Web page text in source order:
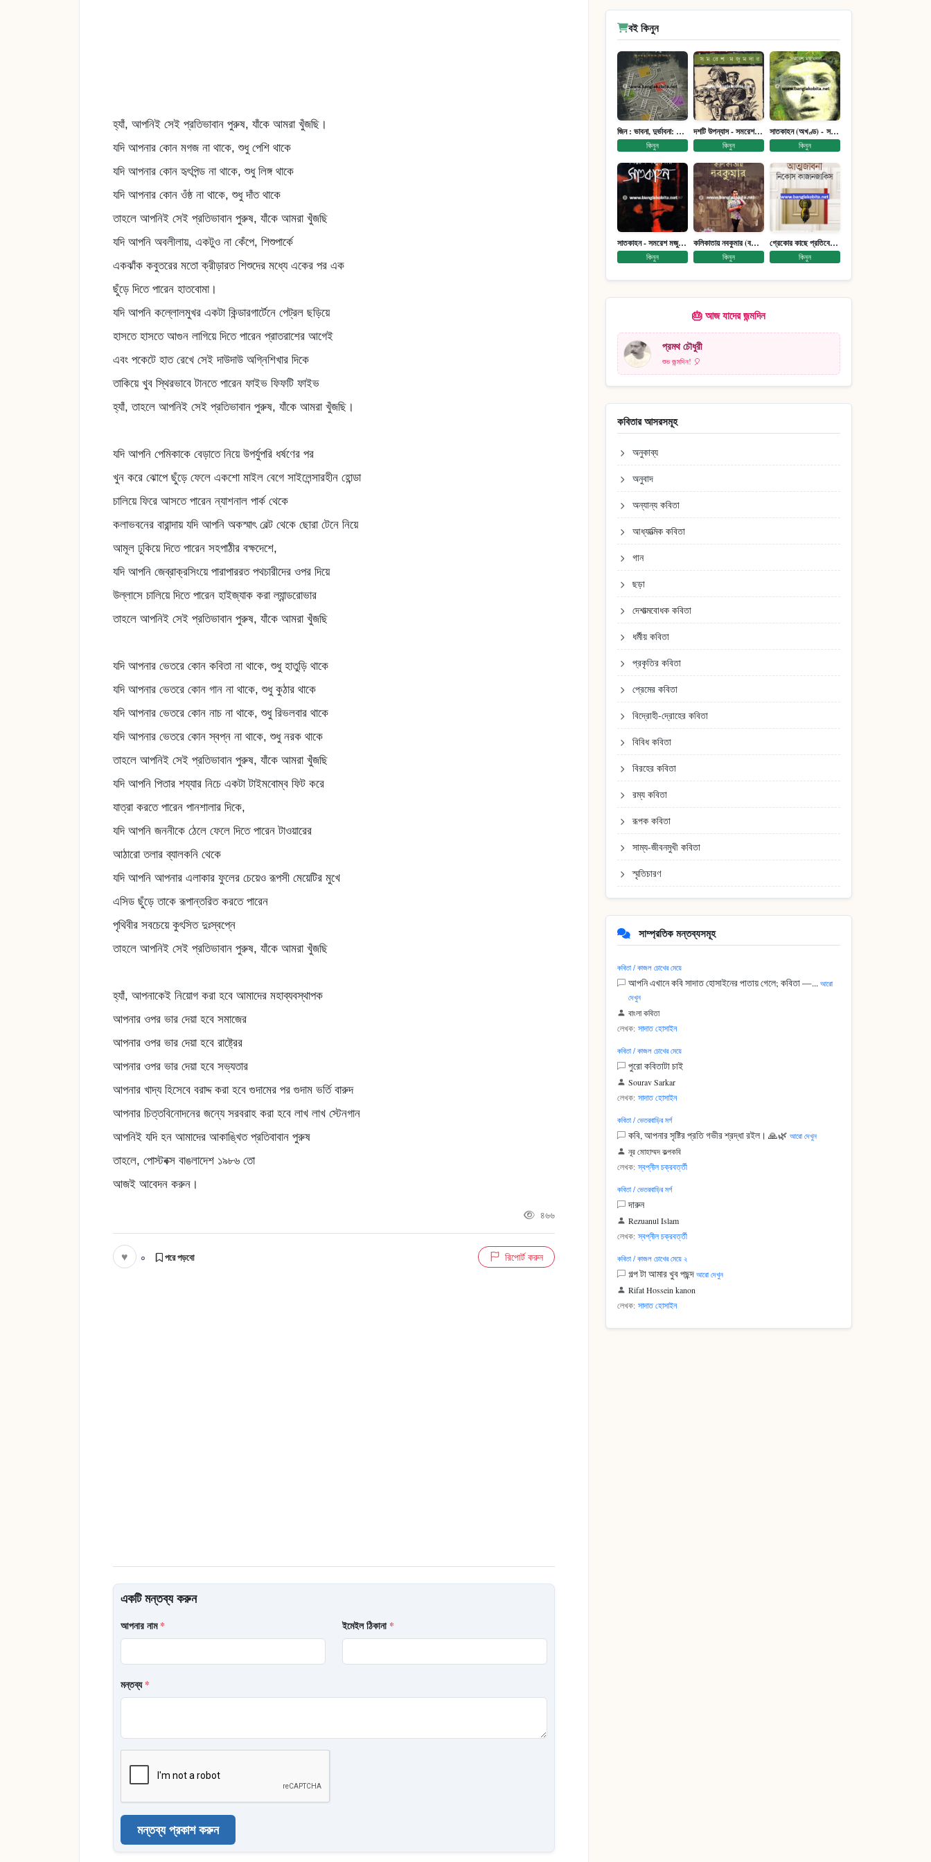
হ্যাঁ, আপনিই সেই প্রতিভাবান পুরুষ, যাঁকে আমরা খুঁজছি।
যদি আপনার কোন মগজ না থাকে, শুধু পেশি থাকে
যদি আপনার কোন হৃৎপিন্ড না থাকে, শুধু লিঙ্গ থাকে
যদি আপনার কোন ওঁষ্ঠ না থাকে, শুধু দাঁত থাকে
তাহলে আপনিই সেই প্রতিভাবান পুরুষ, যাঁকে আমরা খুঁজছি
যদি আপনি অবলীলায়, একটুও না কেঁপে, শিশুপার্কে
একঝাঁক কবুতরের মতো ক্রীড়ারত শিশুদের মধ্যে একের পর এক
ছুঁড়ে দিতে পারেন হাতবোমা।
যদি আপনি কল্লোলমুখর একটা কিন্ডারগার্টেনে পেট্রল ছড়িয়ে
হাসতে হাসতে আগুন লাগিয়ে দিতে পারেন প্রাতরাশের আগেই
এবং পকেটে হাত রেখে সেই দাউদাউ অগ্নিশিখার দিকে
তাকিয়ে খুব স্থিরভাবে টানতে পারেন ফাইভ ফিফটি ফাইভ
হ্যাঁ, তাহলে আপনিই সেই প্রতিভাবান পুরুষ, যাঁকে আমরা খুঁজছি।
যদি আপনি পেমিকাকে বেড়াতে নিয়ে উপর্যুপরি ধর্ষণের পর
খুন করে ঝোপে ছুঁড়ে ফেলে একশো মাইল বেগে সাইলেন্সারহীন হোন্ডা
চালিয়ে ফিরে আসতে পারেন ন্যাশনাল পার্ক থেকে
কলাভবনের বারান্দায় যদি আপনি অকস্মাৎ বেল্ট থেকে ছোরা টেনে নিয়ে
আমূল ঢুকিয়ে দিতে পারেন সহপাঠীর বক্ষদেশে,
যদি আপনি জেব্রাক্রসিংয়ে পারাপাররত পথচারীদের ওপর দিয়ে
উল্লাসে চালিয়ে দিতে পারেন হাইজ্যাক করা ল্যান্ডরোভার
তাহলে আপনিই সেই প্রতিভাবান পুরুষ, যাঁকে আমরা খুঁজছি
যদি আপনার ভেতরে কোন কবিতা না থাকে, শুধু হাতুড়ি থাকে
যদি আপনার ভেতরে কোন গান না থাকে, শুধু কুঠার থাকে
যদি আপনার ভেতরে কোন নাচ না থাকে, শুধু রিভলবার থাকে
যদি আপনার ভেতরে কোন স্বপ্ন না থাকে, শুধু নরক থাকে
তাহলে আপনিই সেই প্রতিভাবান পুরুষ, যাঁকে আমরা খুঁজছি
যদি আপনি পিতার শয্যার নিচে একটা টাইমবোম্ব ফিট করে
যাত্রা করতে পারেন পানশালার দিকে,
যদি আপনি জননীকে ঠেলে ফেলে দিতে পারেন টাওয়ারের
আঠারো তলার ব্যালকনি থেকে
যদি আপনি আপনার এলাকার ফুলের চেয়েও রূপসী মেয়েটির মুখে
এসিড ছুঁড়ে তাকে রূপান্তরিত করতে পারেন
পৃথিবীর সবচেয়ে কুৎসিত দুঃস্বপ্নে
তাহলে আপনিই সেই প্রতিভাবান পুরুষ, যাঁকে আমরা খুঁজছি
হ্যাঁ, আপনাকেই নিয়োগ করা হবে আমাদের মহাব্যবস্থাপক
আপনার ওপর ভার দেয়া হবে সমাজের
আপনার ওপর ভার দেয়া হবে রাষ্ট্রের
আপনার ওপর ভার দেয়া হবে সভ্যতার
আপনার খাদ্য হিসেবে বরাদ্দ করা হবে গুদামের পর গুদাম ভর্তি বারুদ
আপনার চিত্তবিনোদনের জন্যে সরবরাহ করা হবে লাখ লাখ স্টেনগান
আপনিই যদি হন আমাদের আকাঙ্খিত প্রতিবাবান পুরুষ
তাহলে, পোস্টবক্স বাঙলাদেশ ১৯৮৬ তো
আজই আবেদন করুন।
৪৬৬
♥ ০ পরে পড়বো রিপোর্ট করুন
একটি মন্তব্য করুন
আপনার নাম* ইমেইল ঠিকানা*
মন্তব্য*
মন্তব্য প্রকাশ করুন
বই কিনুন
জিন : ভাবনা, দুর্ভাবনা: জিনতত্ত্ব সমাজ ইতিহাস (পেপারব্যাক)
কিনুন
দশটি উপন্যাস - সমরেশ মজুমদার
কিনুন
সাতকাহন (অখণ্ড) - সমরেশ মজুমদার
কিনুন
সাতকাহন - সমরেশ মজুমদার
কিনুন
কলিকাতায় নবকুমার (বঙ্কিম পুরষ্কারে সম্মানিত)(মানবিক মেগা উপন্যাস)
কিনুন
গ্রেকোর কাছে প্রতিবেদন : আত্মজীবনী
কিনুন
🎂 আজ যাদের জন্মদিন
প্রমথ চৌধুরী
শুভ জন্মদিন! 🎈
কবিতার আসরসমূহ
অনুকাব্য
অনুবাদ
অন্যান্য কবিতা
আধ্যাত্মিক কবিতা
গান
ছড়া
দেশাত্মবোধক কবিতা
ধর্মীয় কবিতা
প্রকৃতির কবিতা
প্রেমের কবিতা
বিদ্রোহী-দ্রোহের কবিতা
বিবিধ কবিতা
বিরহের কবিতা
রম্য কবিতা
রূপক কবিতা
সাম্য-জীবনমুখী কবিতা
স্মৃতিচারণ
সাম্প্রতিক মন্তব্যসমূহ
কবিতা / কাজল চোখের মেয়ে
আপনি এখানে কবি সাদাত হোসাইনের পাতায় গেলে; কবিতা —... আরো
দেখুন
বাংলা কবিতা
লেখক: সাদাত হোসাইন
কবিতা / কাজল চোখের মেয়ে
পুরো কবিতাটা চাই
Sourav Sarkar
লেখক: সাদাত হোসাইন
কবিতা / ভেতরবাড়ির মর্গ
কবি, আপনার সৃষ্টির প্রতি গভীর শ্রদ্ধা রইল। 🙏🌿 আরো দেখুন
নূর মোহাম্মদ কল্পকবি
লেখক: স্বপ্নীল চক্রবর্ত্তী
কবিতা / ভেতরবাড়ির মর্গ
দারুন
Rezuanul Islam
লেখক: স্বপ্নীল চক্রবর্ত্তী
কবিতা / কাজল চোখের মেয়ে ২
গল্প টা আমার খুব পছন্দ আরো দেখুন
Rifat Hossein kanon
লেখক: সাদাত হোসাইন